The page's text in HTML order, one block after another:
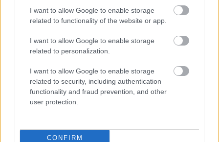
I want to allow Google to enable storage
related to functionality of the website or app.
I want to allow Google to enable storage
related to personalization.
I want to allow Google to enable storage
related to security, including authentication
functionality and fraud prevention, and other
user protection.
CONFIRM
Kalinovik mellé kényszerült lőgyakorlatra utazni
Klobucar Vilmos
lovassági tábornok, majd 1913-as leváltása utánRohr Ferenc